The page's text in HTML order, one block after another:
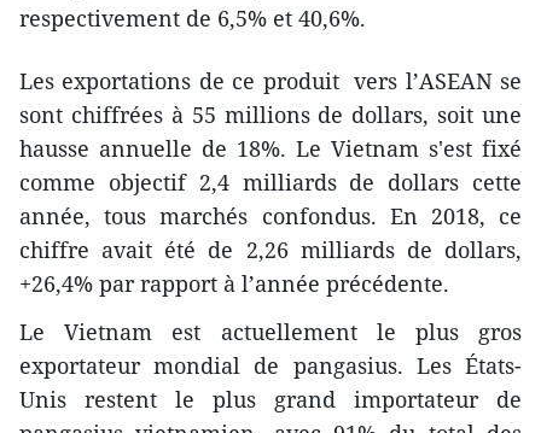
respectivement de 6,5% et 40,6%.
Les exportations de ce produit vers l’ASEAN se
sont chiffrées à 55 millions de dollars, soit une
hausse annuelle de 18%. Le Vietnam s'est fixé
comme objectif 2,4 milliards de dollars cette
année, tous marchés confondus. En 2018, ce
chiffre avait été de 2,26 milliards de dollars,
+26,4% par rapport à l’année précédente.
Le Vietnam est actuellement le plus gros
exportateur mondial de pangasius. Les États-
Unis restent le plus grand importateur de